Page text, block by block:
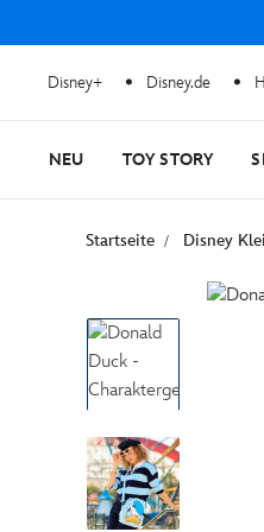
Disney+ Disney.de
NEU TOY STORY
Startseite Disney